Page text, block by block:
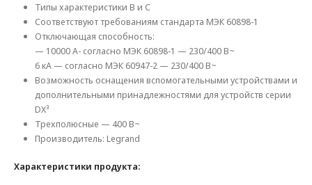
Типы характеристики В и C
Соответствуют требованиям стандарта МЭК 60898-1
Отключающая способность:
— 10000 А- согласно МЭК 60898-1 — 230/400 В~
6 кА — согласно МЭК 60947-2 — 230/400 В~
Возможность оснащения вспомогательными устройствами и
дополнительными принадлежностями для устройств серии
DX³
Трехполюсные — 400 В~
Производитель: Legrand
Характеристики продукта: